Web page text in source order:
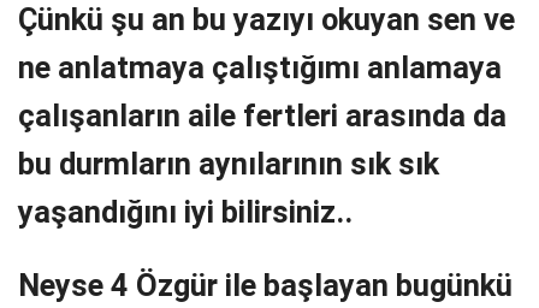
Çünkü şu an bu yazıyı okuyan sen ve
ne anlatmaya çalıştığımı anlamaya
çalışanların aile fertleri arasında da
bu durmların aynılarının sık sık
yaşandığını iyi bilirsiniz..
Neyse 4 Özgür ile başlayan bugünkü